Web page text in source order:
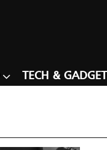
TECH & GADGET